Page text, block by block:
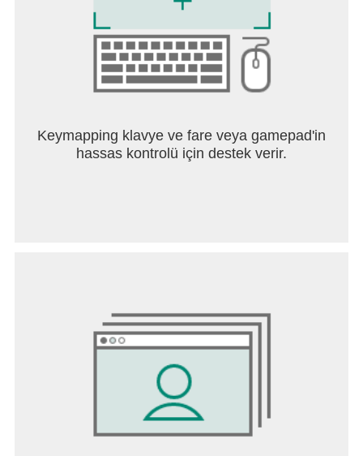
sağlanır. Bir düşman şehrine sahte saldırı başlatıp,
bir geçidi ele geçirmek için etrafından dolaşın ve
birlik ordunuzla buluşun. Yakındaki bir ormandan
kereste toplamaları için kıtalar gönderin ve yol
boyunca birkaç barbar klanını teker teker
aynı anda birden fazla eylemde bulunabilirsiniz.
Medeniyete Özgü Şehirler
Çarpıcı Grafikler
3 Boyutlu Karakter Modelleri
https://www.facebook.com/riseofkingdomsgame
Keymapping klavye ve fare veya gamepad'in
hassas kontrolü için destek verir.